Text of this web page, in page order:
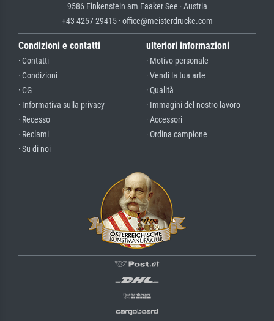
9586 Finkenstein am Faaker See · Austria
+43 4257 29415 · office@meisterdrucke.com
Condizioni e contatti
· Contatti
· Condizioni
· CG
· Informativa sulla privacy
· Recesso
· Reclami
· Su di noi
ulteriori informazioni
· Motivo personale
· Vendi la tua arte
· Qualità
· Immagini del nostro lavoro
· Accessori
· Ordina campione